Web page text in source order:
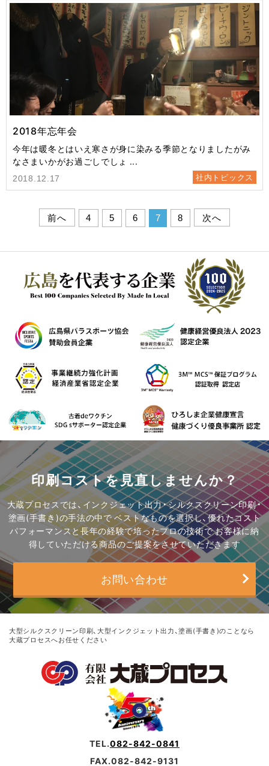
2018年忘年会
今年は暖冬とはいえ寒さが身に染みる季節となりましたがみ
なさまいかがお過ごしでしょ ...
2018.12.17 社内トピックス
前へ 4 5 6 7 8 次へ
印刷コストを見直しませんか？
大蔵プロセスでは、インクジェット出力・シルクスクリーン印刷・
塗画(手書き)の手法の中でベストなものを選択し、優れたコスト
パフォーマンスと長年の経験で培ったプロの技術でお客様に納
得していただける商品のご提案をさせていただきます
お問い合わせ
大型シルクスクリーン印刷、大型インクジェット出力、塗画(手書き)のことなら
大蔵プロセスへお任せください
TEL.082-842-0841
FAX.082-842-9131